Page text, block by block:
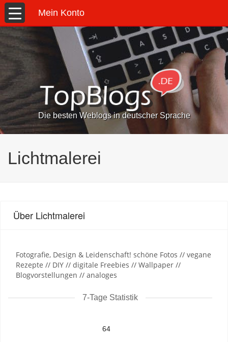
Mein Konto
Die besten Weblogs in deutscher Sprache
Lichtmalerei
Über Lichtmalerei
Fotografie, Design & Leidenschaft! schöne Fotos // vegane
Rezepte // DIY // digitale Freebies // Wallpaper //
Blogvorstellungen // analoges
7-Tage Statistik
64